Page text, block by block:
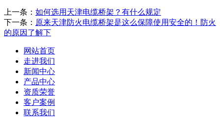
上一条： 如何选用天津电缆桥架？有什么规定
下一条： 原来天津防火电缆桥架是这么保障使用安全的！防火
的原因了解下
网站首页
走进我们
新闻中心
产品中心
资质荣誉
客户案例
联系我们